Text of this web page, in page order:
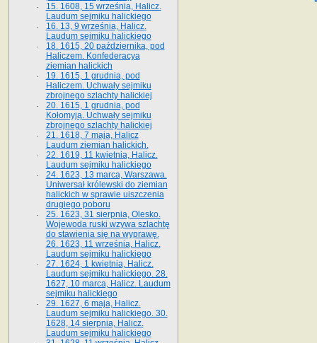
15. 1608, 15 września, Halicz.
Laudum sejmiku halickiego
16. 13, 9 września, Halicz.
Laudum sejmiku halickiego
18. 1615, 20 października, pod
Haliczem. Konfederacya
ziemian halickich
19. 1615, 1 grudnia, pod
Haliczem. Uchwały sejmiku
zbrojnego szlachty halickiej
20. 1615, 1 grudnia, pod
Kołomyją. Uchwały sejmiku
zbrojnego szlachty halickiej
21. 1618, 7 maja, Halicz
Laudum ziemian halickich.
22. 1619, 11 kwietnia, Halicz.
Laudum sejmiku halickiego
24. 1623, 13 marca, Warszawa.
Uniwersał królewski do ziemian
halickich w sprawie uiszczenia
drugiego poboru
25. 1623, 31 sierpnia, Olesko.
Wojewoda ruski wzywa szlachtę
do stawienia się na wyprawę.
26. 1623, 11 września, Halicz.
Laudum sejmiku halickiego
27. 1624, 1 kwietnia, Halicz.
Laudum sejmiku halickiego. 28.
1627, 10 marca, Halicz. Laudum
sejmiku halickiego
29. 1627, 6 maja, Halicz.
Laudum sejmiku halickiego. 30.
1628, 14 sierpnia, Halicz.
Laudum sejmiku halickiego